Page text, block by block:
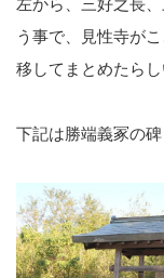
う事で、見性寺が
移してまとめたらし
下記は勝端義冢の碑